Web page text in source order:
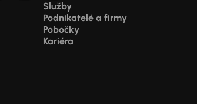
Služby
Podnikatelé a firmy
Pobočky
Kariéra